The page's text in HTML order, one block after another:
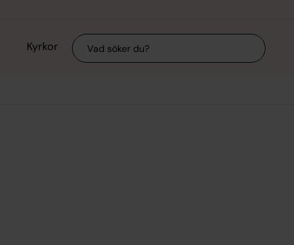
Kyrkor Sök